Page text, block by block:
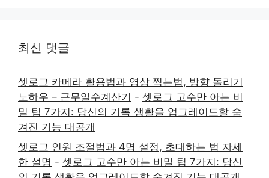
최신 댓글
셋로그 카메라 활용법과 영상 찍는법, 방향 돌리기
노하우 – 근무일수계산기 - 셋로그 고수만 아는 비
밀 팁 7가지: 당신의 기록 생활을 업그레이드할 숨
겨진 기능 대공개
셋로그 인원 조절법과 4명 설정, 초대하는 법 자세
한 설명 - 셋로그 고수만 아는 비밀 팁 7가지: 당신